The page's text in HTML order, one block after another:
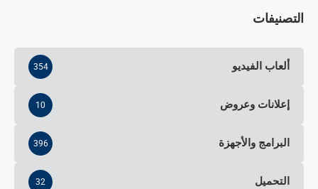
التصنيفات
ألعاب الفيديو 354
إعلانات وعروض 10
البرامج والأجهزة 396
التحميل 32